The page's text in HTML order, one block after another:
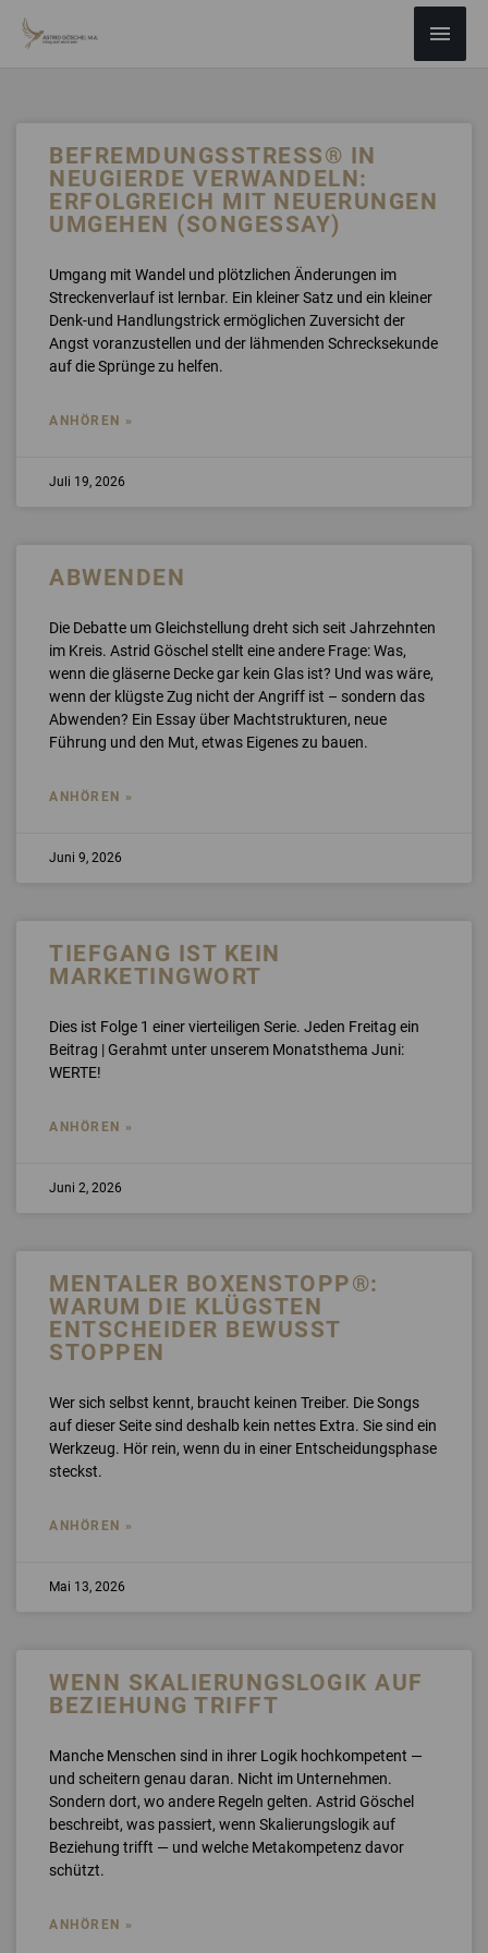
INHALT
BEFREMDUNGSSTRESS® IN
NEUGIERDE VERWANDELN:
ERFOLGREICH MIT NEUERUNGEN
UMGEHEN (SONGESSAY)
Umgang mit Wandel und plötzlichen Änderungen im
Streckenverlauf ist lernbar. Ein kleiner Satz und ein kleiner
Denk-und Handlungstrick ermöglichen Zuversicht der
Angst voranzustellen und der lähmenden Schrecksekunde
auf die Sprünge zu helfen.
ANHÖREN »
Juli 19, 2026
ABWENDEN
Die Debatte um Gleichstellung dreht sich seit Jahrzehnten
im Kreis. Astrid Göschel stellt eine andere Frage: Was,
wenn die gläserne Decke gar kein Glas ist? Und was wäre,
wenn der klügste Zug nicht der Angriff ist – sondern das
Abwenden? Ein Essay über Machtstrukturen, neue
Führung und den Mut, etwas Eigenes zu bauen.
ANHÖREN »
Juni 9, 2026
TIEFGANG IST KEIN
MARKETINGWORT
Dies ist Folge 1 einer vierteiligen Serie. Jeden Freitag ein
Beitrag | Gerahmt unter unserem Monatsthema Juni:
WERTE!
ANHÖREN »
Juni 2, 2026
MENTALER BOXENSTOPP®:
WARUM DIE KLÜGSTEN
ENTSCHEIDER BEWUSST
STOPPEN
Wer sich selbst kennt, braucht keinen Treiber. Die Songs
auf dieser Seite sind deshalb kein nettes Extra. Sie sind ein
Werkzeug. Hör rein, wenn du in einer Entscheidungsphase
steckst.
ANHÖREN »
Mai 13, 2026
WENN SKALIERUNGSLOGIK AUF
BEZIEHUNG TRIFFT
Manche Menschen sind in ihrer Logik hochkompetent —
und scheitern genau daran. Nicht im Unternehmen.
Sondern dort, wo andere Regeln gelten. Astrid Göschel
beschreibt, was passiert, wenn Skalierungslogik auf
Beziehung trifft — und welche Metakompetenz davor
schützt.
ANHÖREN »